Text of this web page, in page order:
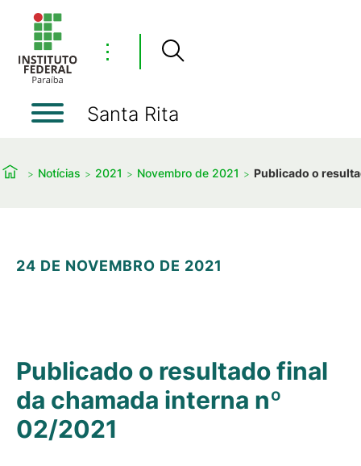
⋮
Santa Rita
Notícias 2021 Novembro de 2021 Publicado o
24 DE NOVEMBRO DE 2021
Publicado o resultado final
da chamada interna nº
02/2021